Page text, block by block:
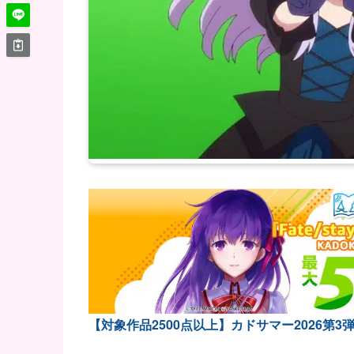
【対象作品2500点以上】カドサマー2026第3弾